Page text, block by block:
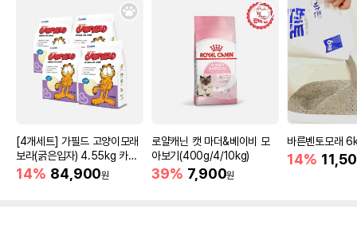
[4개세트] 가필드 고양이모래
보라(굵은입자) 4.55kg 카사
바모래
14% 84,900원
로얄캐닌 캣 마더&베이비 모
아보기(400g/4/10kg)
39% 7,900원
바른벤토모래
14%